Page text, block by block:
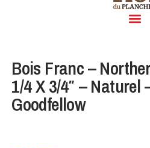
Bois Franc –
1/4 X 3/4″ – Naturel
Goodfellow